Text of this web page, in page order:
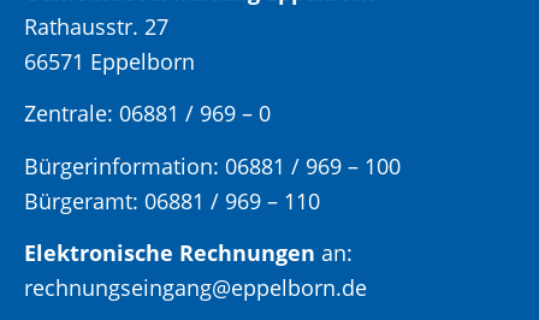
Rathausstr. 27
66571 Eppelborn
Zentrale: 06881 / 969 – 0
Bürgerinformation: 06881 / 969 – 100
Bürgeramt: 06881 / 969 – 110
Elektronische Rechnungen an:
rechnungseingang@eppelborn.de